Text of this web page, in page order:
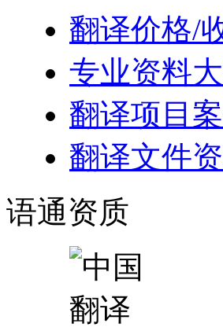
翻译价格/
专业资料
翻译项目
翻译文件
语通资质